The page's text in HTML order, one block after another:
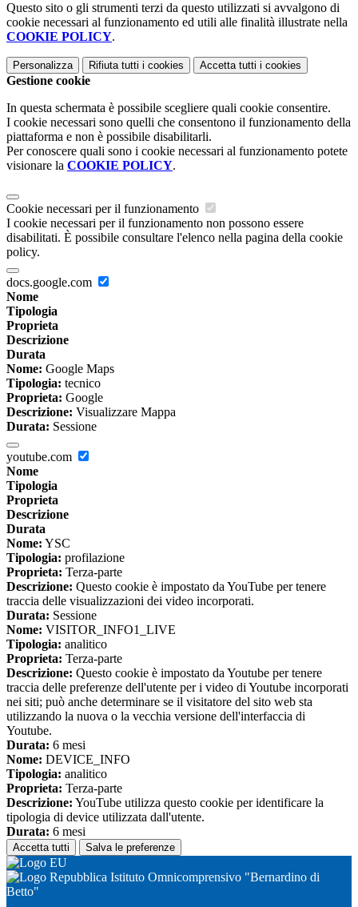
Questo sito o gli strumenti terzi da questo utilizzati si avvalgono di
cookie necessari al funzionamento ed utili alle finalità illustrate nella
COOKIE POLICY.
Personalizza Rifiuta tutti i cookies Accetta tutti i cookies
Gestione cookie
In questa schermata è possibile scegliere quali cookie consentire.
I cookie necessari sono quelli che consentono il funzionamento della
piattaforma e non è possibile disabilitarli.
Per conoscere quali sono i cookie necessari al funzionamento potete
visionare la COOKIE POLICY.
Cookie necessari per il funzionamento
I cookie necessari per il funzionamento non possono essere
disabilitati. È possibile consultare l'elenco nella pagina della cookie
policy.
docs.google.com
Nome
Tipologia
Proprieta
Descrizione
Durata
Nome: Google Maps
Tipologia: tecnico
Proprieta: Google
Descrizione: Visualizzare Mappa
Durata: Sessione
youtube.com
Nome
Tipologia
Proprieta
Descrizione
Durata
Nome: YSC
Tipologia: profilazione
Proprieta: Terza-parte
Descrizione: Questo cookie è impostato da YouTube per tenere
traccia delle visualizzazioni dei video incorporati.
Durata: Sessione
Nome: VISITOR_INFO1_LIVE
Tipologia: analitico
Proprieta: Terza-parte
Descrizione: Questo cookie è impostato da Youtube per tenere
traccia delle preferenze dell'utente per i video di Youtube incorporati
nei siti; può anche determinare se il visitatore del sito web sta
utilizzando la nuova o la vecchia versione dell'interfaccia di
Youtube.
Durata: 6 mesi
Nome: DEVICE_INFO
Tipologia: analitico
Proprieta: Terza-parte
Descrizione: YouTube utilizza questo cookie per identificare la
tipologia di device utilizzata dall'utente.
Durata: 6 mesi
Accetta tutti Salva le preferenze
Istituto Omnicomprensivo "Bernardino di
Betto"